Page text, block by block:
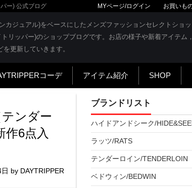
ー) 公式ブログ MYページ/ログイン お買いも
BLOG
カジュアル)をベースにしたメンズファッションセレクトショ
リッパー)のショップブログです。お店の様子や新着アイテム
更新していきます。
コーデ アイテム紹介 SHOP
ンダー
6点入
by DAYTRIPPER
ブランドリスト
ハイドアンドシーク/
ラッツ/RATS
テンダーロイン/TENDERLOIN
ベドウィン/BEDWIN